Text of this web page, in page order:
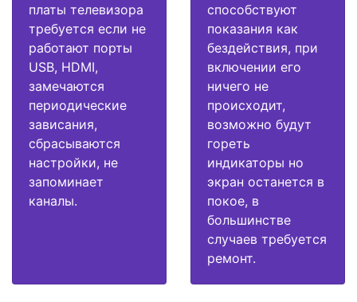
платы телевизора
требуется если не
работают порты
USB, HDMI,
замечаются
периодические
зависания,
сбрасываются
настройки, не
запоминает
каналы.
способствуют
показания как
бездействия, при
включении его
ничего не
происходит,
возможно будут
гореть
индикаторы но
экран останется в
покое, в
большинстве
случаев требуется
ремонт.